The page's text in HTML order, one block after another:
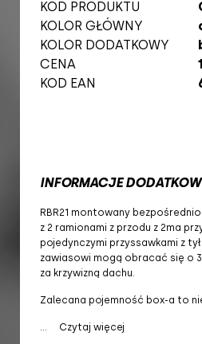
KOD PRODUKTU
KOLOR GŁÓWNY
KOLOR DODATKOWY
CENA
KOD EAN
INFORMACJE
RBR21 montowany
z 2 ramionami z przodu z 2ma
pojedynczymi przyssawkami z
zawiasowi mogą obracać się o
za krzywizną dachu.
Zalecana pojemność box-a to
... Czytaj więcej